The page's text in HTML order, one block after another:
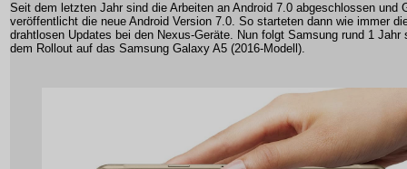
Seit dem letzten Jahr sind die Arbeiten an Android 7.0 abgeschlossen und
veröffentlicht die neue Android Version 7.0. So starteten dann wie immer
drahtlosen Updates bei den Nexus-Geräte. Nun folgt Samsung rund 1 Jahr
dem Rollout auf das Samsung Galaxy A5 (2016-Modell).